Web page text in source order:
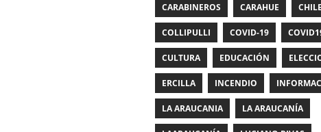
CARABINEROS CARAHUE CHILE
COLLIPULLI COVID-19
CULTURA EDUCACIÓN
ERCILLA INCENDIO
LA ARAUCANIA LA ARAUCANÍA